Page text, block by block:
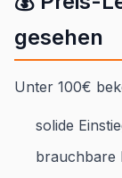
gesehen
Unter 100€
solide
brauchbare